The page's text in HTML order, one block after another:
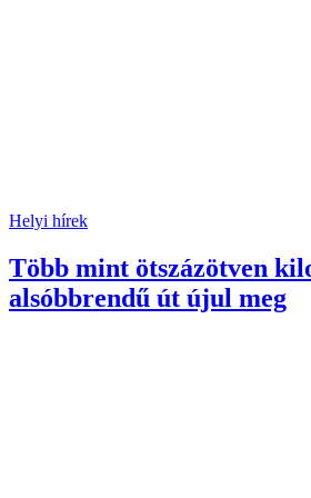
Helyi hírek
Több mint ötszázötven
alsóbbrendű út újul meg